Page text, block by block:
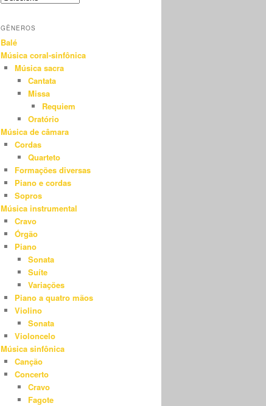
GÊNEROS
Balé
Música coral-sinfônica
Música sacra
Cantata
Missa
Requiem
Oratório
Música de câmara
Cordas
Quarteto
Formações diversas
Piano e cordas
Sopros
Música instrumental
Cravo
Órgão
Piano
Sonata
Suíte
Variações
Piano a quatro mãos
Violino
Sonata
Violoncelo
Música sinfônica
Canção
Concerto
Cravo
Fagote